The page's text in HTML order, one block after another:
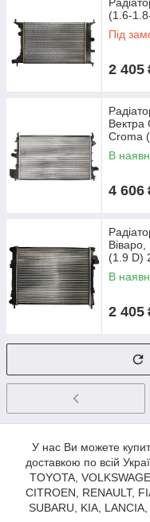
(1.6-
Під
2 405
Вектра
Croma
В
4 606
(1.9 D)
В
2 405
У нас Ви можете
доставкою по всій
TOYOTA,
CITROEN, RENAULT,
SUBARU, KIA,